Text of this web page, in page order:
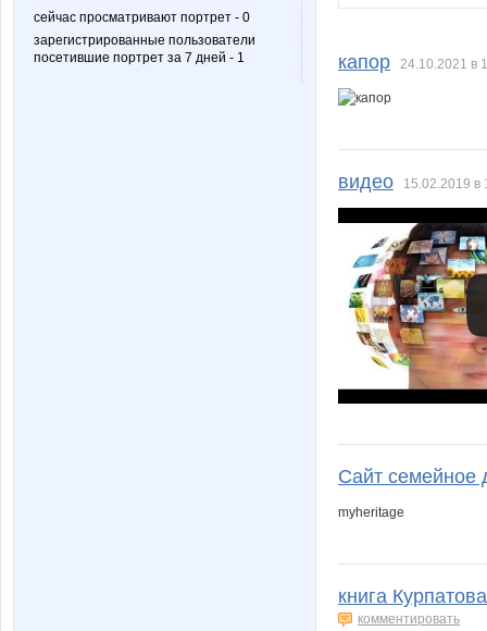
сейчас просматривают портрет - 0
зарегистрированные пользователи
посетившие портрет за 7 дней - 1
капор 24.10.2021 в
видео 15.02.2019 в
Сайт семейное
myheritage
книга
комментировать